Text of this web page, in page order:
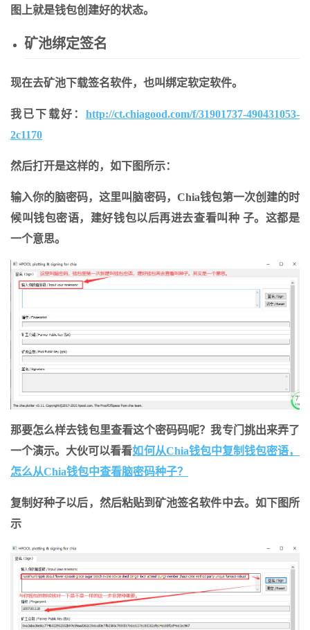
图上就是钱包创建好的状态。
矿池绑定签名
现在去矿池下载签名软件，也叫绑定软定软件。
我已下载好： http://ct.chiagood.com/f/31901737-490431053-
2c1170
然后打开是这样的，如下图所示：
输入你的脑密码，这里叫脑密码，Chia钱包第一次创建的时
候叫钱包密语，建好钱包以后再进去查看叫种 子。这都是
一个意思。
那要怎么样去钱包里查看这个密码码呢？我专门挑出来弄了
一个演示。大伙可以看看如何从Chia钱包中复制钱包密语，
怎么从Chia钱包中查看脑密码种子？
复制好种子以后，然后粘贴到矿池签名软件中去。如下图所
示